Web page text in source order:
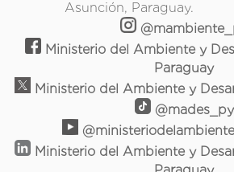
Asunción, Paraguay.
Ministerio del Ambiente y
Paraguay
Ministerio del Ambiente y
@mades_py
Ministerio del Ambiente y